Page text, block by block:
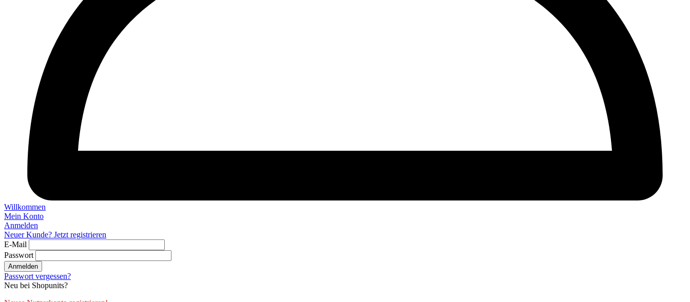
Willkommen
Mein Konto
Anmelden
Neuer Kunde? Jetzt registrieren
E-Mail
Passwort
Anmelden
Passwort vergessen?
Neu bei Shopunits?